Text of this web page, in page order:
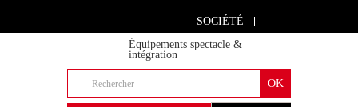
SOCIÉTÉ
Équipements spectacle &
intégration